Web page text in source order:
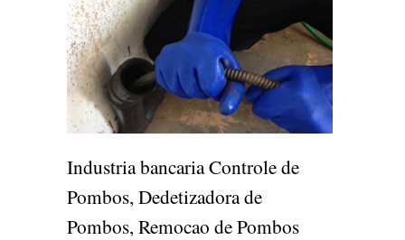
Industria bancaria Controle de
Pombos, Dedetizadora de
Pombos, Remocao de Pombos